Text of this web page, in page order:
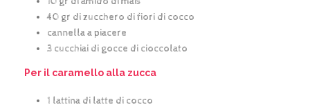
40 gr di zucchero di fiori di cocco
cannella a piacere
3 cucchiai di gocce di cioccolato
Per il caramello alla zucca
1 lattina di latte di cocco